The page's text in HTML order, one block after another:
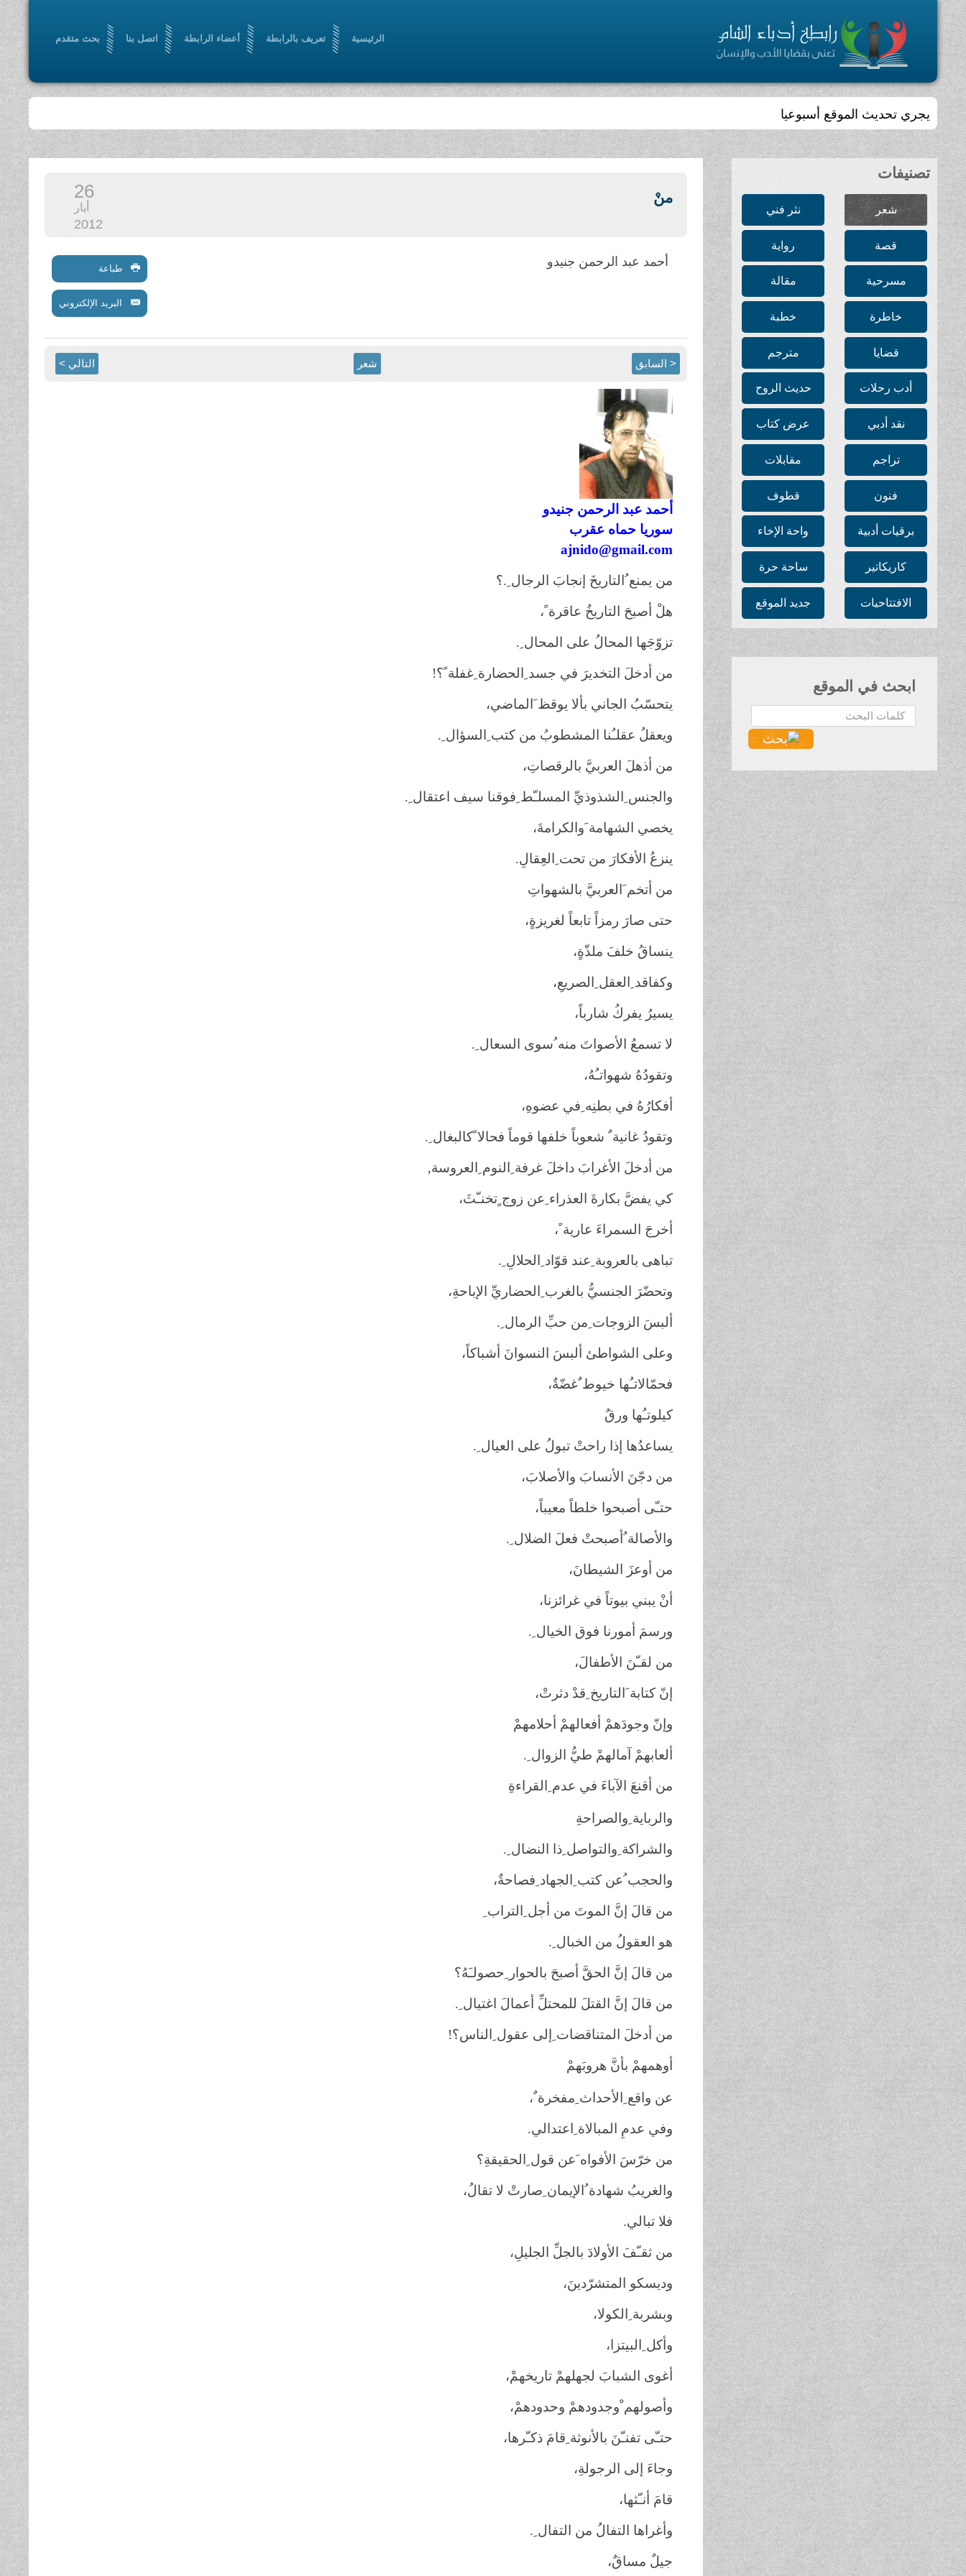
الرئيسية تعريف بالرابطة أعضاء الرابطة اتصل بنا بحث متقدم
يجري تحديث الموقع أسبوعيا
تصنيفات
شعر نثر فني
قصة رواية
مسرحية مقالة
خاطرة خطبة
قضايا مترجم
أدب رحلات حديث الروح
نقد أدبي عرض كتاب
تراجم مقابلات
فنون قطوف
برقيات أدبية واحة الإخاء
كاريكاتير ساحة حرة
الافتتاحيات جديد الموقع
ابحث في الموقع
البحث...
منْ 26
أيار
2012
أحمد عبد الرحمن جنيدو طباعة
البريد الإلكتروني
< السابق شعر التالي >
أحمد عبد الرحمن جنيدو
سوريا حماه عقرب
ajnido@gmail.com
من يمنع ُالتاريخَ إنجابَ الرجال ِ.؟
هلْ أصبحَ التاريخُ عاقرة ً،
تزوّجَها المحالُ على المحال ِ .
من أدخلَ التخديرَ في جسد ِالحضارة ِغفلة ً؟!
يتحسّبُ الجاني بألا يوقظ َالماضي،
ويعقلُ عقلـُنا المشطوبُ من كتب ِالسؤال ِ .
من أذهلَ العربيَّ بالرقصاتِ،
والجنس ِالشذوذيِّ المسلـّط ِفوقنا سيف اعتقال ِ .
يخصي الشهامة َوالكرامةَ،
ينزعُ الأفكارَ من تحت ِالعِقالِ.
من أتخم َالعربيَّ بالشهواتِ
حتى صارَ رمزاً تابعاً لغريزةٍ،
ينساقُ خلفَ ملذّةٍ،
وكفاقد ِالعقل ِالصريعِ،
يسيرُ يفركُ شارباً،
لا تسمعُ الأصواتَ منه ُسوى السعال ِ .
وتقودُهُ شهواتـُهُ،
أفكارُهُ في بطنِه ِفي عضوهِ،
وتقودُ غانية ٌ شعوباً خلفها قوماً فحالا ًكالبغال ِ .
من أدخلَ الأغرابَ داخلَ غرفة ِالنوم ِالعروسة,
كي يفضَّ بكارةَ العذراء ِعن زوج ٍتخنـّثَ،
أخرجَ السمراءَ عارية ً،
تباهى بالعروبة ِعند قوّاد ِالحلالِ ِ .
وتحضّرَ الجنسيُّ بالغرب ِالحضاريِّ الإباحةِ،
ألبسَ الزوجات ِمن حبِّ الرمال ِ .
وعلى الشواطئ ألبسَ النسوانَ أشباكاً،
فحمّالاتـُها خيوط ٌغضّةٌ،
كيلوتـُها ورقٌ
يساعدُها إذا راحتْ تبولُ على العيال ِ .
من دجّنَ الأنسابَ والأصلابَ،
حتـّى أصبحوا خلطاً معيباً،
والأصالة ُأصبحتْ فعلَ الضلال ِ .
من أوعزَ الشيطانَ،
أنْ يبني بيوتاً في غرائزنا،
ورسمَ أمورنا فوق الخيال ِ .
من لقـّنَ الأطفالَ،
إنّ كتابة َالتاريخ ِقدْ دثرتْ،
وإنّ وجودَهمْ أفعالهمْ أحلامهمْ
ألعابهمْ آمالهمْ طيُّ الزوال ِ .
من أقنعَ الآباءَ في عدم ِالقراءةِ
والرباية ِوالصراحةِ
والشراكة ِوالتواصل ِذا النضال ِ .
والحجب ُعن كتب ِالجهاد ِفصاحةٌ،
من قالَ إنَّ الموتَ من أجل ِالتراب ِ
هو العقولُ من الخبال ِ .
من قالَ إنَّ الحقَّ أصبحَ بالحوار ِحصولـَهُ؟
من قالَ إنَّ القتلَ للمحتلِّ أعمالَ اغتيال ِ .
من أدخلَ المتناقضات ِإلى عقول ِالناس؟!
أوهمهمْ بأنَّ هروبَهمْ
عن واقع ِالأحداث ِمفخرة ٌ،
وفي عدمِ المبالاة ِاعتدالي.
من خرّسَ الأفواه َعن قول ِالحقيقةِ؟
والغريبُ شهادة ُالإيمان ِصارتْ لا تقالُ،
فلا تبالي.
من ثقـّفَ الأولادَ بالجلِّ الجليلِ،
وديسكو المتشرّدينَ،
وبشربة ِالكولا،
وأكل ِالبيتزا،
أغوى الشبابَ لجهلهمْ تاريخهمْ،
وأصولهم ْوجدودهمْ وحدودهمْ،
حتـّى تفنـّنَ بالأنوثة ِقامَ ذكـّرها،
وجاءَ إلى الرجولةِ،
قامَ أنـّثها،
وأغراها التفالُ من التفال ِ .
جيلٌ مساقٌ،